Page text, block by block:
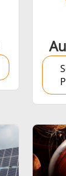
Generatori
Induzione